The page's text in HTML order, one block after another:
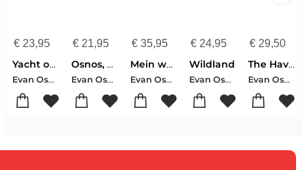
€23,95
Yacht oder nicht Yacht
Evan Osnos
€21,95
Osnos, E: Joe Biden
Evan Osnos
€ 35,95
Mein wütendes Land
Evan Osnos
€ 24,95
Wildland
Evan Osnos
€ 29,50
The Haves And Have-yachts
Evan Osnos